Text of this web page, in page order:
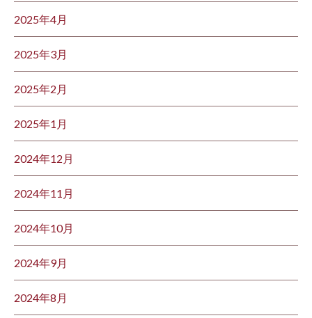
2025年4月
2025年3月
2025年2月
2025年1月
2024年12月
2024年11月
2024年10月
2024年9月
2024年8月